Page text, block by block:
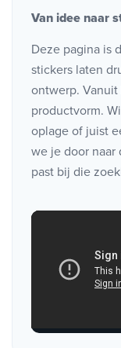
Van idee naar
Deze pagina is
stickers laten
ontwerp.
productvorm.
oplage of juist
we je door naar
past bij die